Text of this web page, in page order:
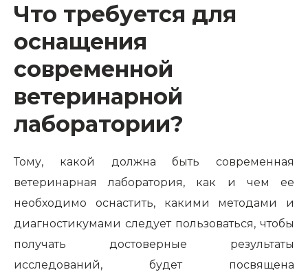
Что требуется для
оснащения
современной
ветеринарной
лаборатории?
Тому, какой должна быть современная
ветеринарная лаборатория, как и чем ее
необходимо оснастить, какими методами и
диагностикумами следует пользоваться, чтобы
получать достоверные результаты
исследований, будет посвящена